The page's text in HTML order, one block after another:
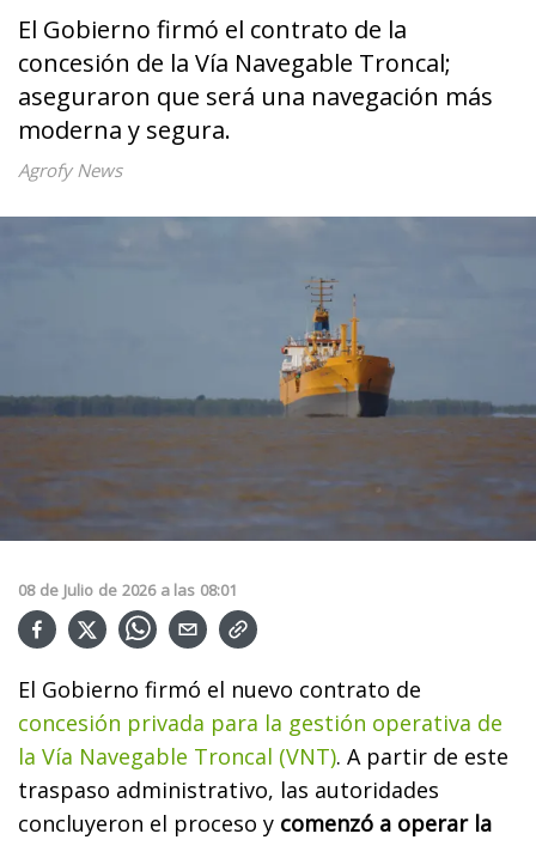
El Gobierno firmó el contrato de la
concesión de la Vía Navegable Troncal;
aseguraron que será una navegación más
moderna y segura.
Agrofy News
08 de Julio de 2026 a las 08:01
El Gobierno firmó el nuevo contrato de
concesión privada para la gestión operativa de
la Vía Navegable Troncal (VNT). A partir de este
traspaso administrativo, las autoridades
concluyeron el proceso y comenzó a operar la